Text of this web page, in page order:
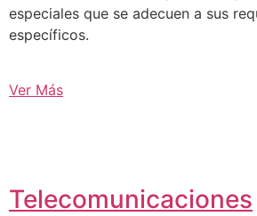
especiales que se adecuen a sus
específicos.
Ver Más
Telecomunicaciones